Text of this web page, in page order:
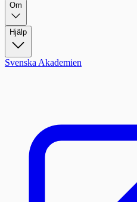
Om
Hjälp
Svenska Akademien